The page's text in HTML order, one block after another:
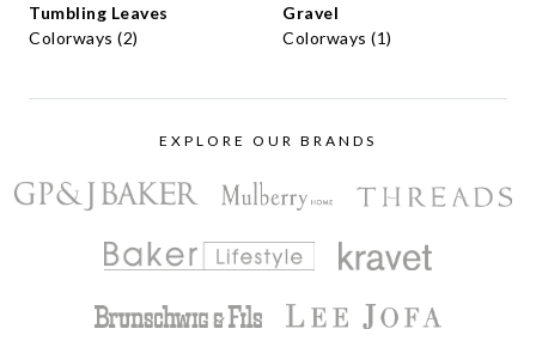
Tumbling Leaves
Colorways (2)
Gravel
Colorways (1)
EXPLORE OUR BRANDS